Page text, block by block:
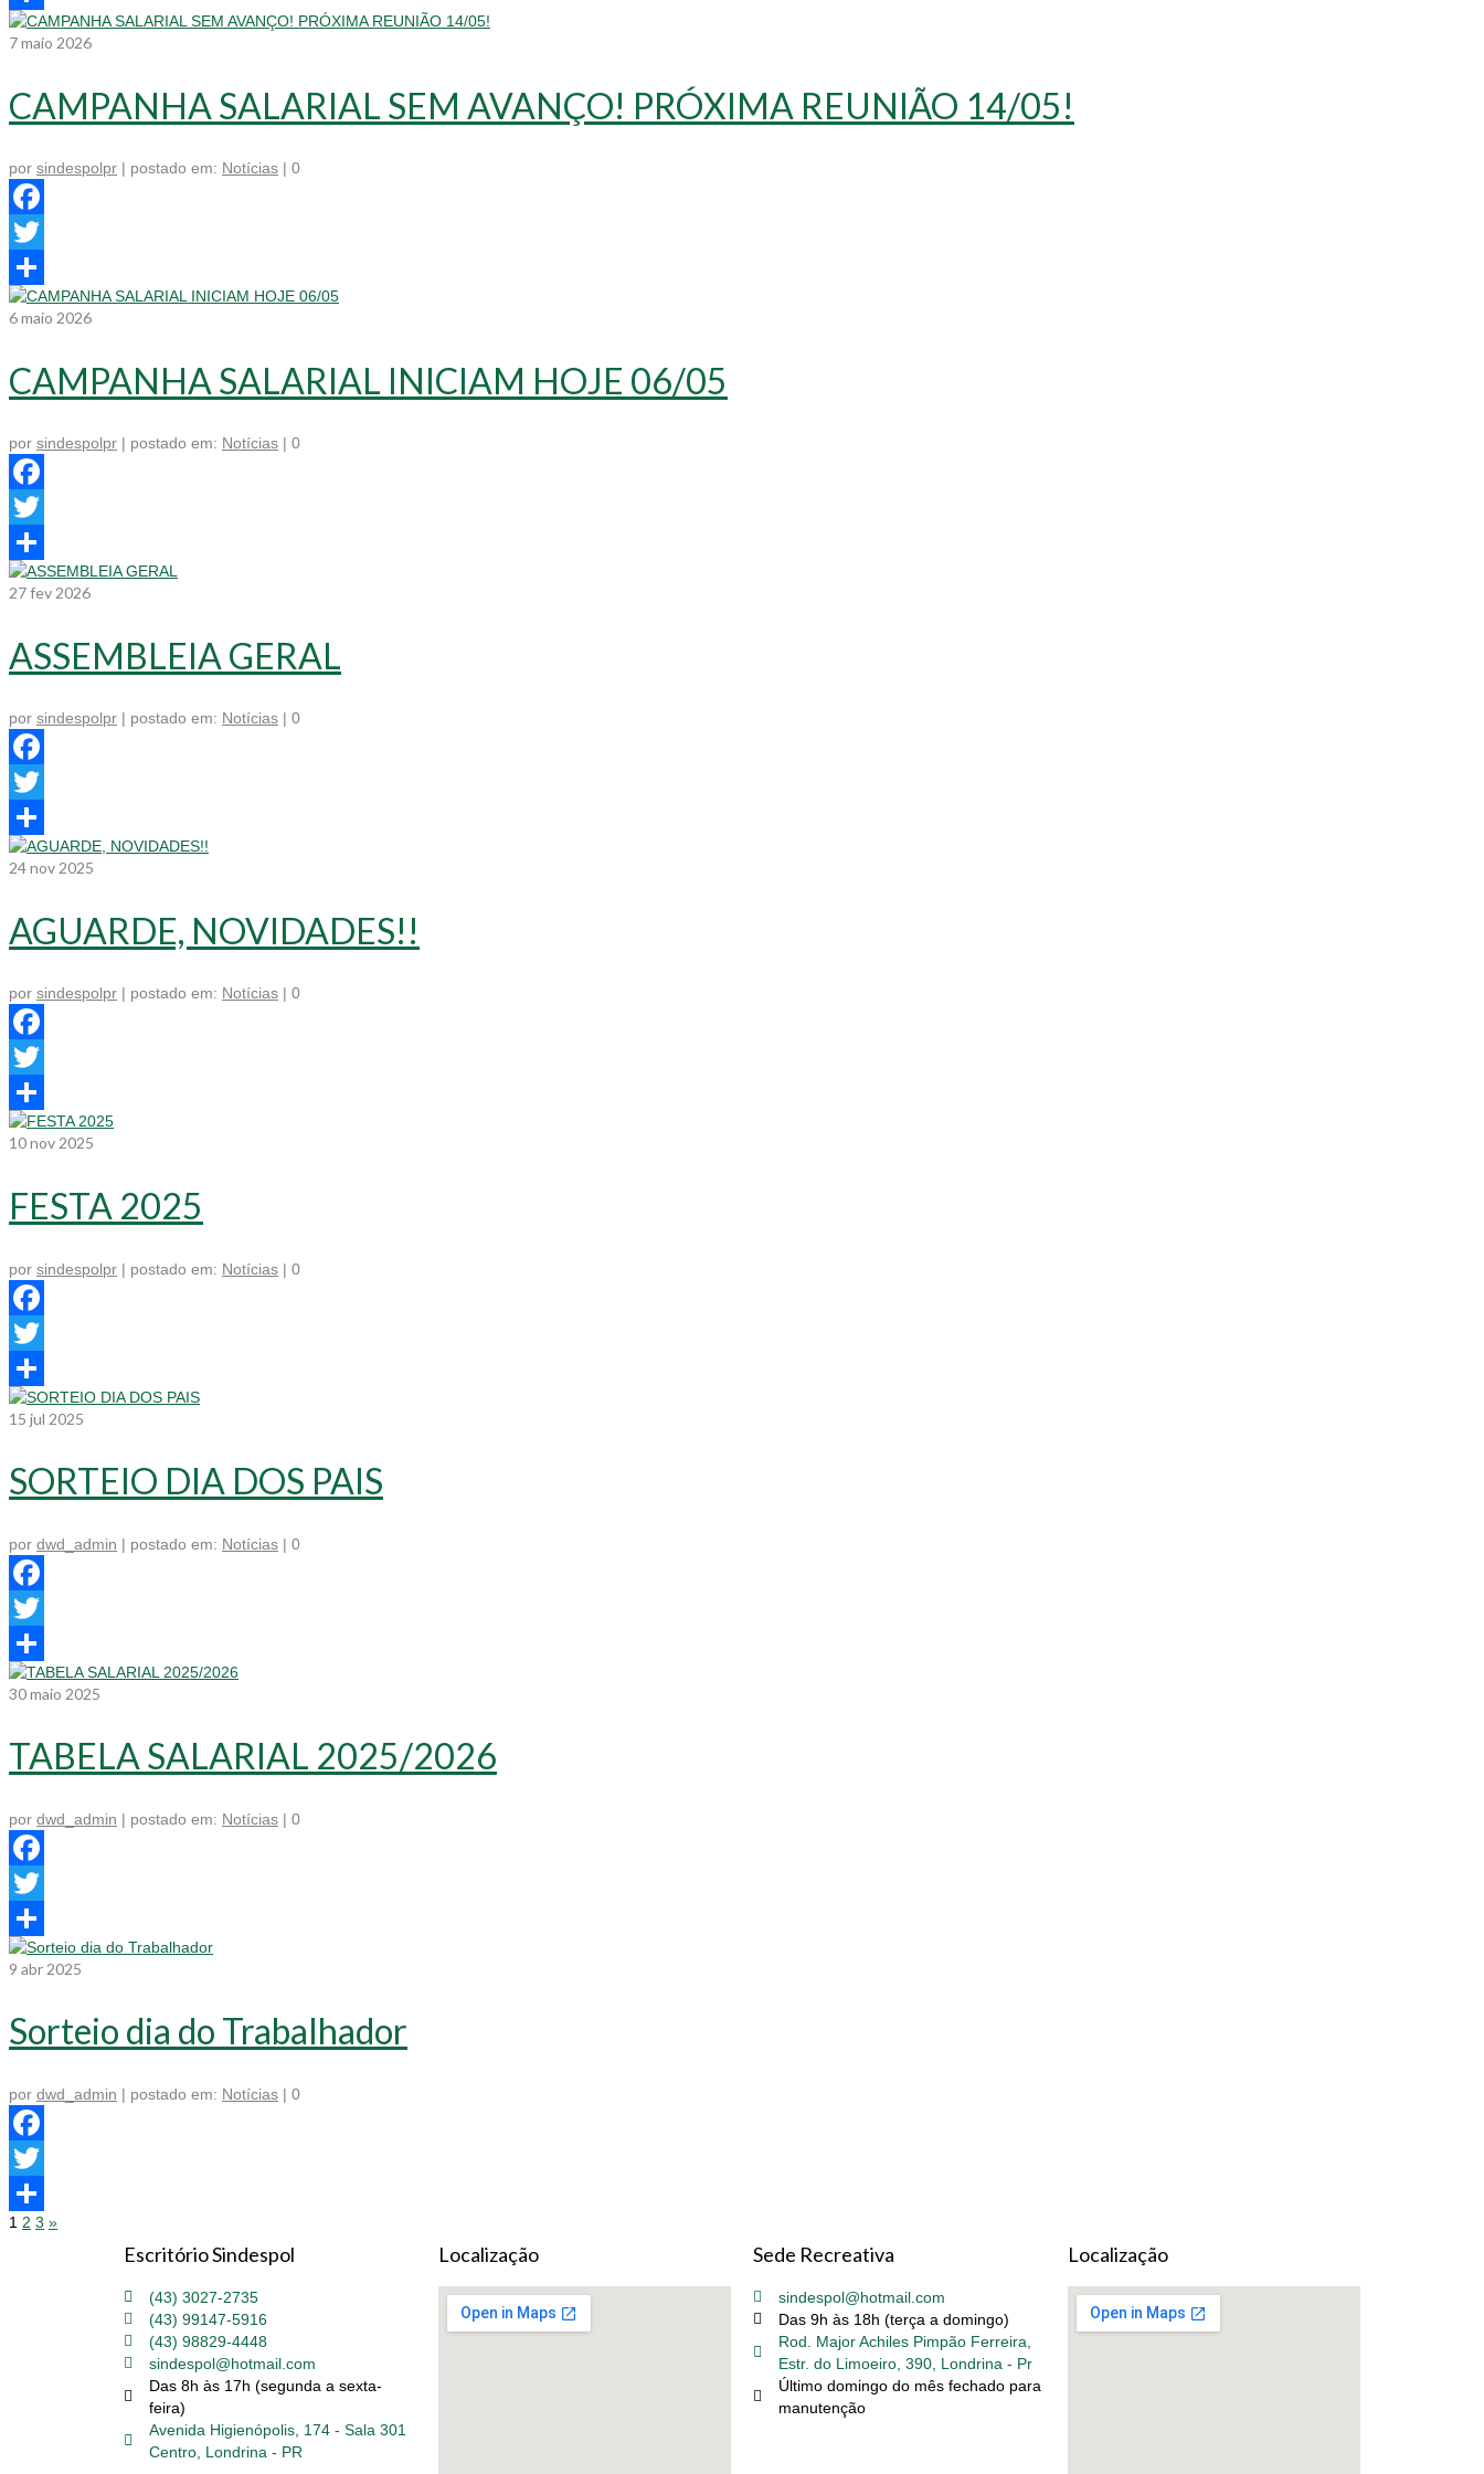
Share
7maio 2026
CAMPANHA SALARIAL SEM AVANÇO! PRÓXIMA REUNIÃO 14/05!
por sindespolpr | postado em: Notícias | 0
Facebook
Twitter
Share
6maio 2026
CAMPANHA SALARIAL INICIAM HOJE 06/05
por sindespolpr | postado em: Notícias | 0
Facebook
Twitter
Share
27fev 2026
ASSEMBLEIA GERAL
por sindespolpr | postado em: Notícias | 0
Facebook
Twitter
Share
24nov 2025
AGUARDE, NOVIDADES!!
por sindespolpr | postado em: Notícias | 0
Facebook
Twitter
Share
10nov 2025
FESTA 2025
por sindespolpr | postado em: Notícias | 0
Facebook
Twitter
Share
15 jul 2025
SORTEIO DIA DOS PAIS
por dwd_admin | postado em: Notícias | 0
Facebook
Twitter
Share
30maio 2025
TABELA SALARIAL 2025/2026
por dwd_admin | postado em: Notícias | 0
Facebook
Twitter
Share
9 abr 2025
Sorteio dia do Trabalhador
por dwd_admin | postado em: Notícias | 0
Facebook
Twitter
Share
1 2 3 »
Escritório Sindespol
(43) 3027-2735
(43) 99147-5916
(43) 98829-4448
sindespol@hotmail.com
Das 8h às 17h (segunda a sexta-
feira)
Avenida Higienópolis, 174 - Sala 301
Centro, Londrina - PR
Localização Sede Recreativa
sindespol@hotmail.com
Das 9h às 18h (terça a domingo)
Rod. Major Achiles Pimpão Ferreira,
Estr. do Limoeiro, 390, Londrina - Pr
Último domingo do mês fechado para
manutenção
Localização